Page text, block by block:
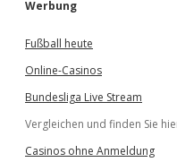
Werbung
Fußball heute
Online-Casinos
Bundesliga Live Stream
Vergleichen und finden Sie
Casinos ohne Anmeldung